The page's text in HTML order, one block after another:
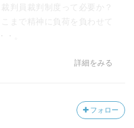
判員裁判制度って必要か？
まで精神に負荷を負わせて
・。
詳細をみる
フォロー